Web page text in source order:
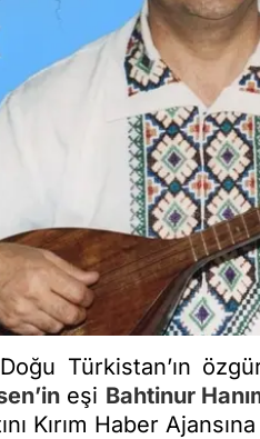
Türkistan’ın
eşi Bahtinur
Kırım Haber